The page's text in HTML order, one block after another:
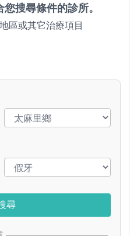
搜尋條件的診所。
區或其它治療項目
尋